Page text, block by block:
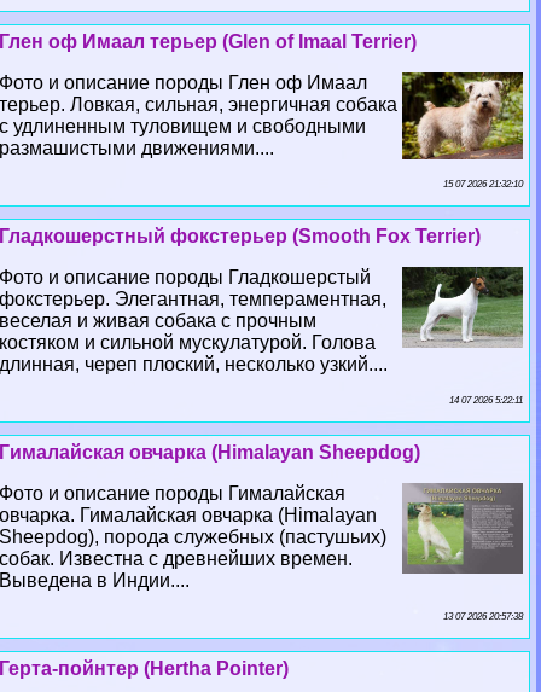
Глен оф Имаал терьер (Glen of Imaal Terrier)
Фото и описание породы Глен оф Имаал
терьер. Ловкая, сильная, энергичная собака
с удлиненным туловищем и свободными
размашистыми движениями....
15 07 2026 21:32:10
Гладкошерстный фокстерьер (Smooth Fox Terrier)
Фото и описание породы Гладкошерстый
фокстерьер. Элегантная, темпераментная,
веселая и живая собака с прочным
костяком и сильной мускулатурой. Голова
длинная, череп плоский, несколько узкий....
14 07 2026 5:22:11
Гималайская овчарка (Himalayan Sheepdog)
Фото и описание породы Гималайская
овчарка. Гималайская овчарка (Himalayan
Sheepdog), порода служебных (пастушьих)
собак. Известна с древнейших времен.
Выведена в Индии....
13 07 2026 20:57:38
Герта-пойнтер (Hertha Pointer)